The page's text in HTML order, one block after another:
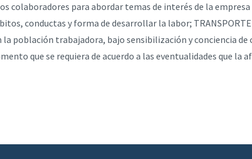
colaboradores para abordar temas de interés de la
conductas y forma de desarrollar la labor;
población trabajadora, bajo sensibilización y conciencia de
que se requiera de acuerdo a las eventualidades que la